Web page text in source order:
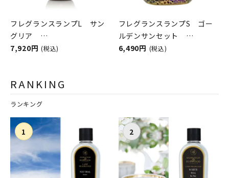
フレグランスランプL サン
グリア
ASHLEIGH&BURWOOD（ア
7,920円 (税込)
フレグランスランプS ゴー
ルデンサンセット
ASHLEIGH&BURWOOD（ア
6,490円 (税込)
RANKING
ランキング